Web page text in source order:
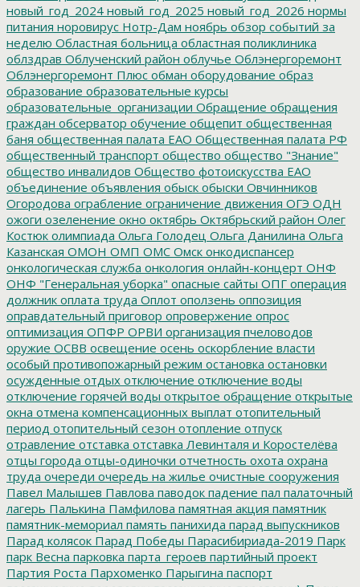
новый_год_2024 новый_год_2025 новый_год_2026 нормы
питания норовирус Нотр-Дам ноябрь обзор событий за
неделю Областная больница областная поликлиника
облздрав Облученский район облучье Облэнергоремонт
Облэнергоремонт Плюс обман оборудование образ
образование образовательные курсы
образовательные_организации Обращение обращения
граждан обсерватор обучение общепит общественная
баня общественная палата ЕАО Общественная палата РФ
общественный транспорт общество общество "Знание"
общество инвалидов Общество фотоискусства ЕАО
объединение объявления обыск обыски Овчинников
Огородова ограбление ограничение движения ОГЭ ОДН
ожоги озеленение окно октябрь Октябрьский район Олег
Костюк олимпиада Ольга Голодец Ольга Данилина Ольга
Казанская ОМОН ОМП ОМС Омск онкодиспансер
онкологическая служба онкология онлайн-концерт ОНФ
ОНФ "Генеральная уборка" опасные сайты ОПГ операция
должник оплата труда Оплот оползень оппозиция
оправдательный приговор опровержение опрос
оптимизация ОПФР ОРВИ организация пчеловодов
оружие ОСВВ освещение осень оскорбление власти
особый противопожарный режим остановка остановки
осужденные отдых отключение отключение воды
отключение горячей воды открытое обращение открытые
окна отмена компенсационных выплат отопительный
период отопительный сезон отопление отпуск
отравление отставка отставка Левинталя и Коростелёва
отцы города отцы-одиночки отчетность охота охрана
труда очереди очередь на жилье очистные сооружения
Павел Малышев Павлова паводок падение пал палаточный
лагерь Палькина Памфилова памятная акция памятник
памятник-мемориал память панихида парад выпускников
Парад колясок Парад Победы Парасибириада-2019 Парк
парк Весна парковка парта_героев партийный проект
Партия Роста Пархоменко Парыгина паспорт